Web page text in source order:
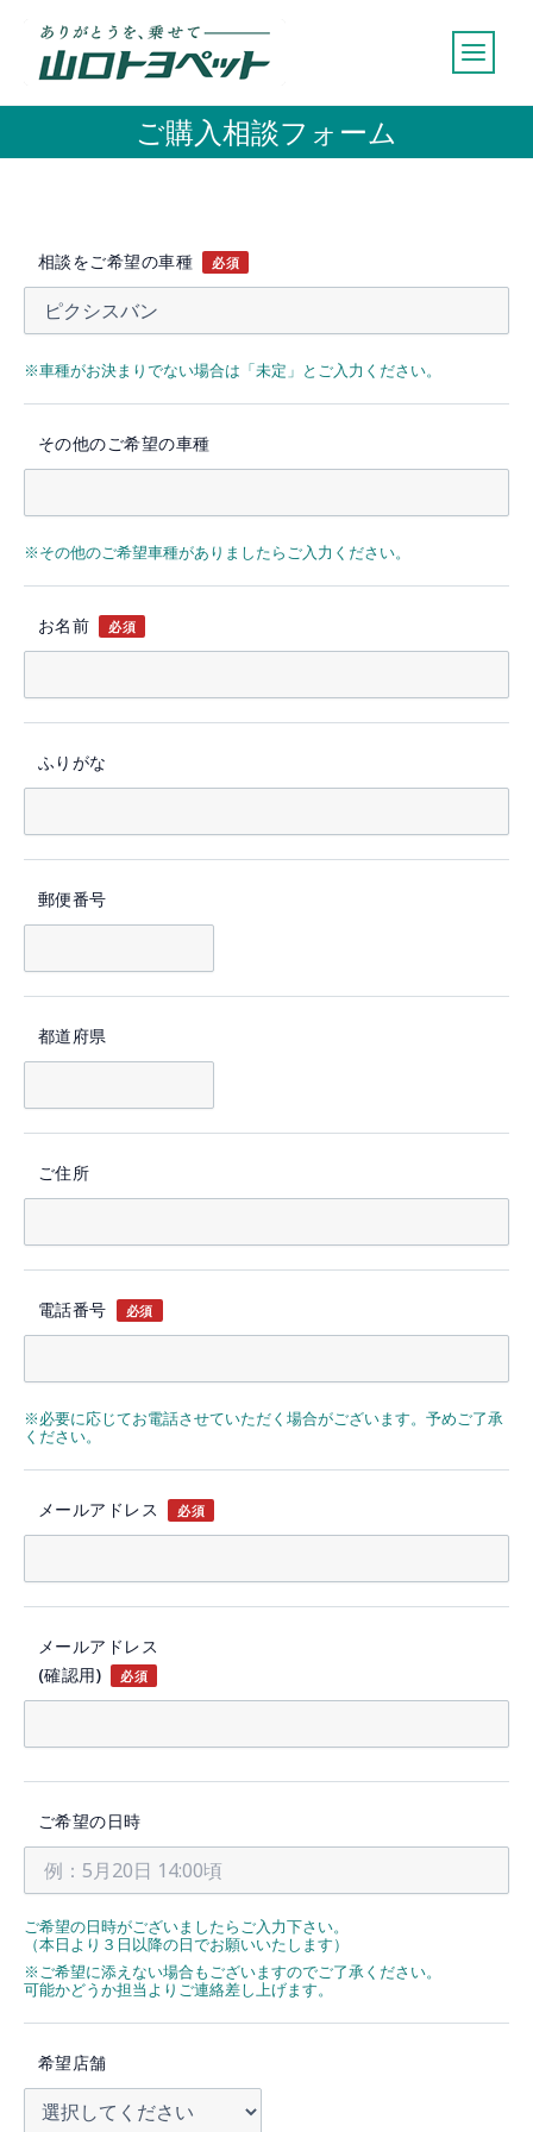
ス
ご購入相談フォーム
相談をご希望の車種 必須
※車種がお決まりでない場合は「未定」とご入力ください。
その他のご希望の車種
※その他のご希望車種がありましたらご入力ください。
お名前 必須
ふりがな
郵便番号
都道府県
ご住所
電話番号 必須
※必要に応じてお電話させていただく場合がございます。予めご了承
ください。
メールアドレス 必須
メールアドレス
(確認用)
必須
ご希望の日時
ご希望の日時がございましたらご入力下さい。
（本日より３日以降の日でお願いいたします）
※ご希望に添えない場合もございますのでご了承ください。
可能かどうか担当よりご連絡差し上げます。
希望店舗